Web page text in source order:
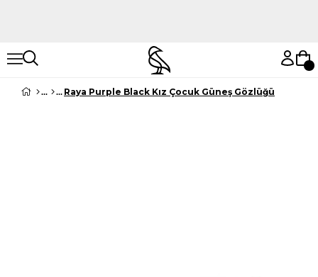
Raya Purple Black Kız Çocuk Güneş Gözlüğü